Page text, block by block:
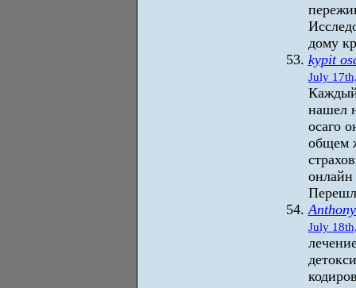
дому
kypit
July
нашел
осаго
общем
July